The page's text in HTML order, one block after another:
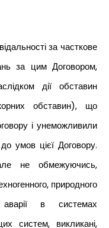
за часткове
за цим Договором,
дії обставин
обставин), що
і унеможливили
умов цієї Договору.
не обмежуючись,
природного
аварії в системах
систем, викликані,